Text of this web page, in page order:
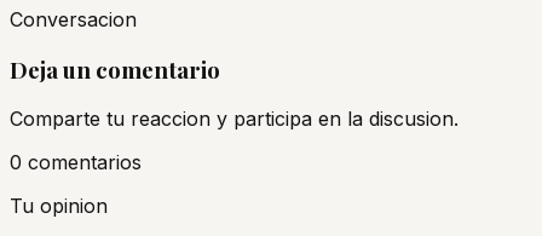
Conversacion
Deja un comentario
Comparte tu reaccion y participa en la discusion.
0 comentarios
Tu opinion